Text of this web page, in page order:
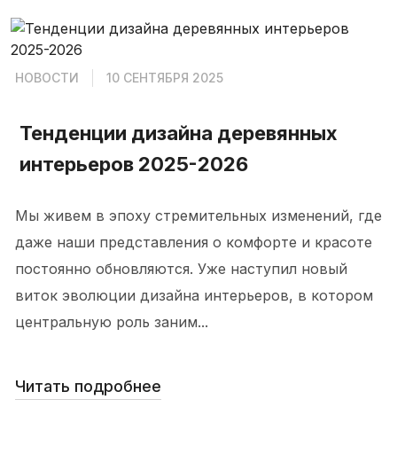
НОВОСТИ 10 СЕНТЯБРЯ 2025
Тенденции дизайна деревянных
интерьеров 2025-2026
Мы живем в эпоху стремительных изменений, где
даже наши представления о комфорте и красоте
постоянно обновляются. Уже наступил новый
виток эволюции дизайна интерьеров, в котором
центральную роль заним...
Читать подробнее